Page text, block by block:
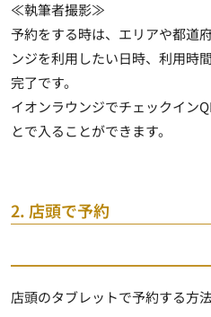
≪執筆者撮影≫
予約をする時は、エリアや都道
ンジを利用したい日時、利用時
完了です。
イオンラウンジでチェックイン
とで入ることができます。
2. 店頭で予約
店頭のタブレットで予約する方